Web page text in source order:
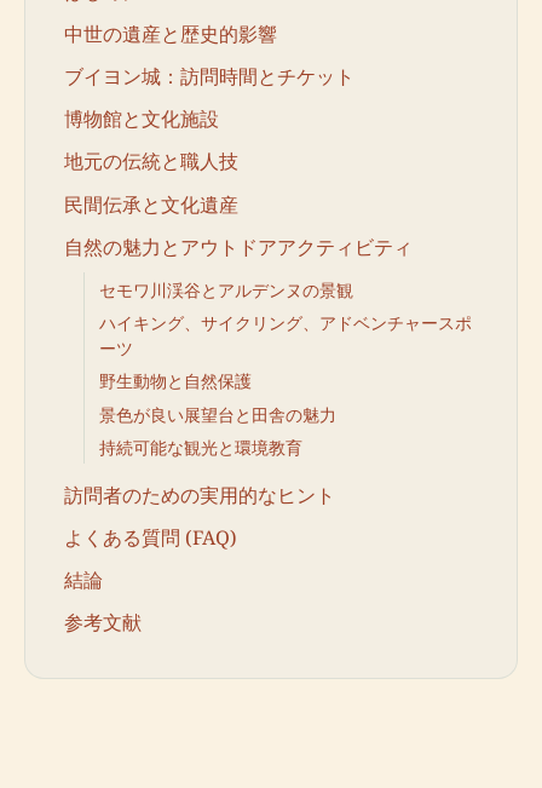
中世の遺産と歴史的影響
ブイヨン城：訪問時間とチケット
博物館と文化施設
地元の伝統と職人技
民間伝承と文化遺産
自然の魅力とアウトドアアクティビティ
セモワ川渓谷とアルデンヌの景観
ハイキング、サイクリング、アドベンチャースポ
ーツ
野生動物と自然保護
景色が良い展望台と田舎の魅力
持続可能な観光と環境教育
訪問者のための実用的なヒント
よくある質問 (FAQ)
結論
参考文献